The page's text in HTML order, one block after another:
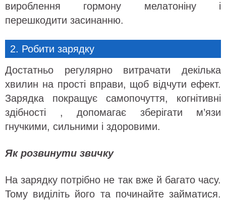
вироблення гормону мелатоніну і
перешкодити засинанню.
2. Робити зарядку
Достатньо регулярно витрачати декілька
хвилин на прості вправи, щоб відчути ефект.
Зарядка покращує самопочуття, когнітивні
здібності , допомагає зберігати м’язи
гнучкими, сильними і здоровими.
Як розвинути звичку
На зарядку потрібно не так вже й багато часу.
Тому виділіть його та починайте займатися.